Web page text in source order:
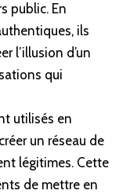
public. En
ils
l’illusion d’un
qui
utilisés en
un réseau de
légitimes. Cette
de mettre en